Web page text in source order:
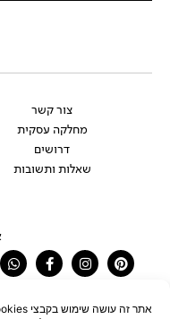
צור קשר
מחלקה עסקית
דרושים
שאלות ותשובות
Pinterest
Instagram
f